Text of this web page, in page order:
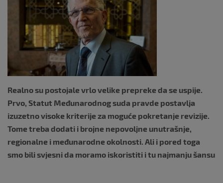
Realno su postojale vrlo velike prepreke da se uspije.
Prvo, Statut Međunarodnog suda pravde postavlja
izuzetno visoke kriterije za moguće pokretanje revizije.
Tome treba dodati i brojne nepovoljne unutrašnje,
regionalne i međunarodne okolnosti. Ali i pored toga
smo bili svjesni da moramo iskoristiti i tu najmanju šansu